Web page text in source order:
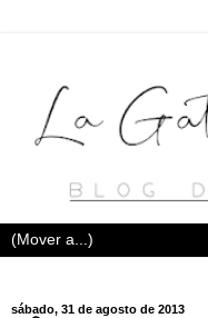
sábado, 31 de agosto de 2013